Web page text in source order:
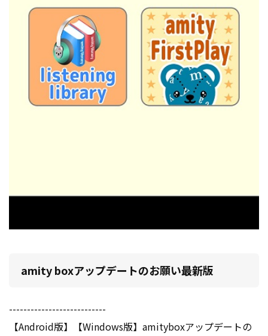
amity boxアップデートのお願い最新版
---------------------------
【Android版】【Windows版】amityboxアップデートの